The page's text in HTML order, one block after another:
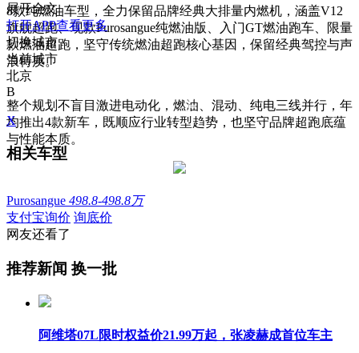
8款纯燃油车型，全力保留品牌经典大排量内燃机，涵盖V12
旗舰超跑、现款Purosangue纯燃油版、入门GT燃油跑车、限量
款燃油超跑，坚守传统燃油超跑核心基因，保留经典驾控与声
浪特质。
整个规划不盲目激进电动化，燃油、混动、纯电三线并行，年
均推出4款新车，既顺应行业转型趋势，也坚守品牌超跑底蕴
与性能本质。
展开全文
打开APP查看更多
切换城市
当前城市
北京
B
X
相关车型
Purosangue 498.8-498.8万
支付宝询价 询底价
网友还看了
推荐新闻 换一批
阿维塔07L限时权益价21.99万起，张凌赫成首位车主